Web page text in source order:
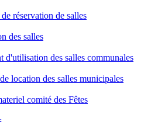
réservation de salles
des salles
d'utilisation des salles communales
location des salles municipales
comité des Fêtes